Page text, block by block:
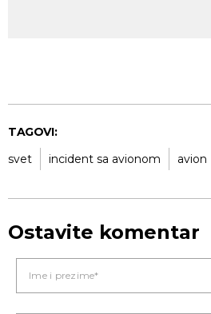
TAGOVI:
svet
incident sa avionom avion
Ostavite komentar